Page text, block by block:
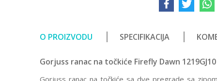
O PROIZVODU SPECIFIKACIJA
Gorjuss ranac na točkiće Firefly Dawn 1219GJ10
Gorjuss ranac na točkiće sa dve pregrade sa